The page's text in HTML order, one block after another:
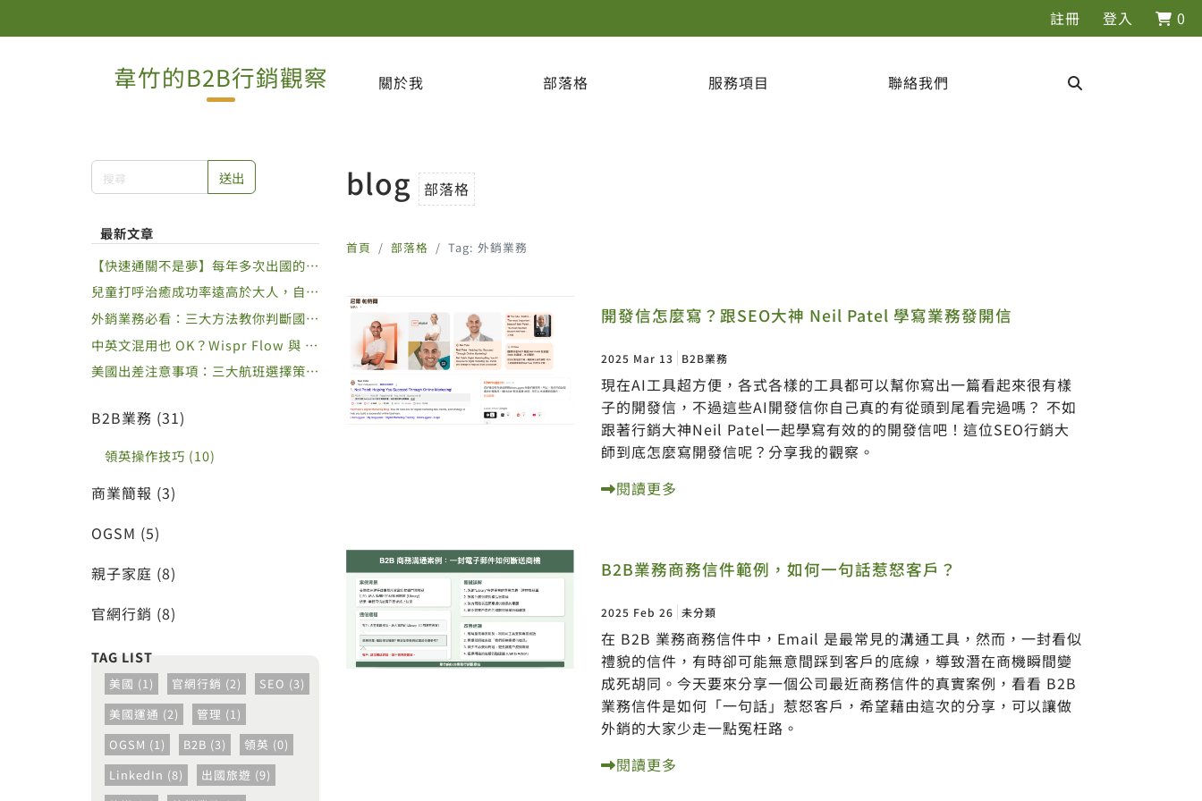
註冊 登入 0
韋竹的B2B行銷觀察 關於我 部落格 服務項目 聯絡我們
送出
最新文章
【快速通關不是夢】每年多次出國的旅
人必辦APEC 商務旅行卡攻略
兒童打呼治癒成功率遠高於大人，自己
的孩子自己救
外銷業務必看：三大方法教你判斷國外
展覽值不值得參加
中英文混用也 OK？Wispr Flow 與 A
pple 內建語音輸入法功能差異比較
美國出差注意事項：三大航班選擇策略
B2B業務 (31)
領英操作技巧 (10)
商業簡報 (3)
OGSM (5)
親子家庭 (8)
官網行銷 (8)
美國 (1) 官網行銷 (2)
SEO (3)
美國運通 (2)
管理 (1)
OGSM (1)
B2B (3)
領英 (0)
LinkedIn (8)
出國旅遊 (9)
blog 部落格
首頁 部落格 Tag: 外銷業務
開發信怎麼寫？跟SEO大神 Neil Patel 學寫業務發開信
2025 Mar 13 B2B業務
現在AI工具超方便，各式各樣的工具都可以幫你寫出一篇看起來很有樣
子的開發信，不過這些AI開發信你自己真的有從頭到尾看完過嗎？ 不如
跟著行銷大神Neil Patel一起學寫有效的的開發信吧！這位SEO行銷大
師到底怎麼寫開發信呢？分享我的觀察。
閱讀更多
B2B業務商務信件範例，如何一句話惹怒客戶？
2025 Feb 26 未分類
在 B2B 業務商務信件中，Email 是最常見的溝通工具，然而，一封看似
禮貌的信件，有時卻可能無意間踩到客戶的底線，導致潛在商機瞬間變
成死胡同。今天要來分享一個公司最近商務信件的真實案例，看看 B2B
業務信件是如何「一句話」惹怒客戶，希望藉由這次的分享，可以讓做
外銷的大家少走一點冤枉路。
閱讀更多